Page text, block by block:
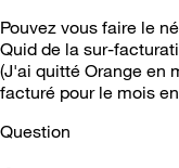
Pouvez vous faire le
Quid de la sur-
(J'ai quitté Orange en
facturé pour le mois
Question